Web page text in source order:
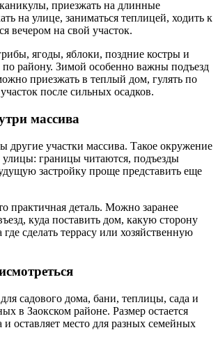
приезжать на длинные
на улице, заниматься теплицей, ходить к
вечером на свой участок.
ягоды, яблоки, поздние костры и
району. Зимой особенно важны подъезд
приезжать в теплый дом, гулять по
после сильных осадков.
массива
другие участки массива. Такое окружение
улицы: границы читаются, подъезды
застройку проще представить еще
практичная деталь. Можно заранее
куда поставить дом, какую сторону
где сделать террасу или хозяйственную
садового дома, бани, теплицы, сада и
в Заокском районе. Размер остается
оставляет место для разных семейных